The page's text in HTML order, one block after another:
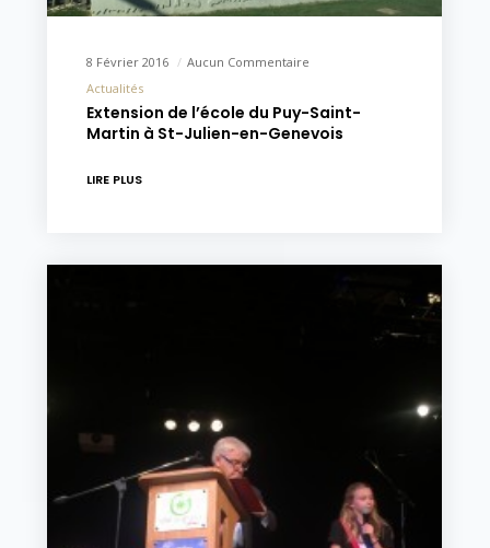
8 Février 2016
Aucun Commentaire
Actualités
Extension de l’école du Puy-Saint-
Martin à St-Julien-en-Genevois
LIRE PLUS